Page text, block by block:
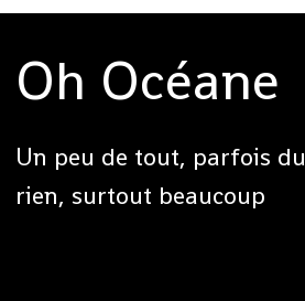
Oh Océane
Un peu de tout, parfois du
rien, surtout beaucoup